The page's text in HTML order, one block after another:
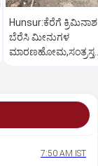
Hunsur:ಕೆರೆಗೆ
ಬೆರೆಸಿ ಮೀನುಗಳ
ಮಾರಣಹೋಮ,ಸಂತ್ರಸ್ತ
7:50 AM IST